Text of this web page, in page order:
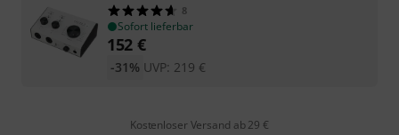
8
Sofort lieferbar
152 €
UVP: 219 €
-31%
Kostenloser Versand ab 29 €